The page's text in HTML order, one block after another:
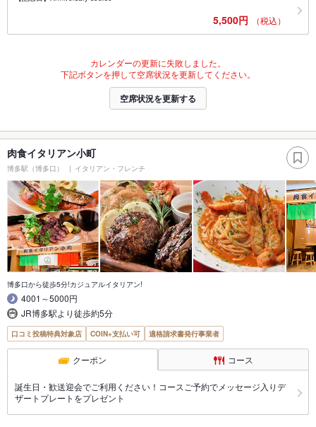
5,500円 （税込）
カレンダーの更新に失敗しました。
下記ボタンを押して空席状況を更新してください。
空席状況を更新する
肉食イタリアン小町
博多駅（博多口） イタリアン・フレンチ
博多口から徒歩5分!カジュアルイタリアン!
4001～5000円
JR博多駅より徒歩約5分
口コミ投稿特典対象店 COIN+支払い可 適格請求書発行事業者
クーポン コース
誕生日・歓送迎会でご利用ください！コースご予約でメッセージ入りデ
ザートプレートをプレゼント